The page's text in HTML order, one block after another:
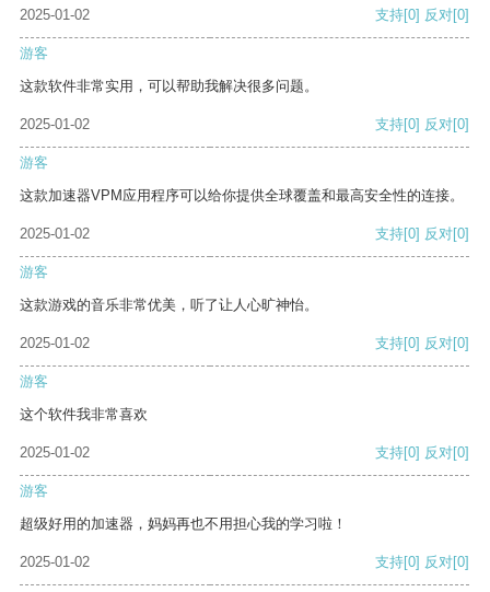
2025-01-02 支持[0] 反对[0]
游客
这款软件非常实用，可以帮助我解决很多问题。
2025-01-02 支持[0] 反对[0]
游客
这款加速器VPM应用程序可以给你提供全球覆盖和最高安全性的连接。
2025-01-02 支持[0] 反对[0]
游客
这款游戏的音乐非常优美，听了让人心旷神怡。
2025-01-02 支持[0] 反对[0]
游客
这个软件我非常喜欢
2025-01-02 支持[0] 反对[0]
游客
超级好用的加速器，妈妈再也不用担心我的学习啦！
2025-01-02 支持[0] 反对[0]